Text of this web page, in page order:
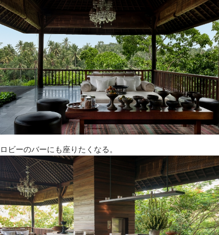
ロビーのバーにも座りたくなる。